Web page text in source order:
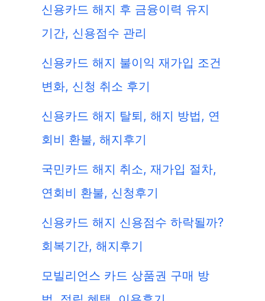
신용카드 해지 후 금융이력 유지
기간, 신용점수 관리
신용카드 해지 불이익 재가입 조건
변화, 신청 취소 후기
신용카드 해지 탈퇴, 해지 방법, 연
회비 환불, 해지후기
국민카드 해지 취소, 재가입 절차,
연회비 환불, 신청후기
신용카드 해지 신용점수 하락될까?
회복기간, 해지후기
모빌리언스 카드 상품권 구매 방